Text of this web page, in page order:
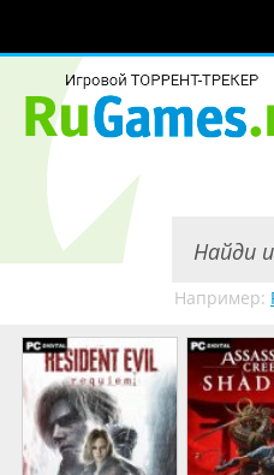
Например: